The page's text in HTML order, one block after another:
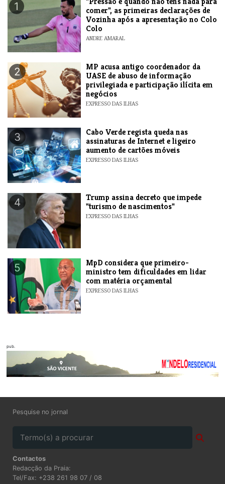
1
comer", as primeiras declarações de
Vozinha após a apresentação no Colo
Colo
ANDRE AMARAL
2
MP acusa antigo coordenador da
UASE de abuso de informação
privilegiada e participação ilícita em
negócios
EXPRESSO DAS ILHAS
3
Cabo Verde regista queda nas
assinaturas de Internet e ligeiro
aumento de cartões móveis
EXPRESSO DAS ILHAS
4
Trump assina decreto que impede
"turismo de nascimentos"
EXPRESSO DAS ILHAS
5
MpD considera que primeiro-
ministro tem dificuldades em lidar
com matéria orçamental
EXPRESSO DAS ILHAS
pub.
Pesquise no jornal
Contactos
Redacção da Praia:
Tel/Fax: +238 261 98 07 / 08